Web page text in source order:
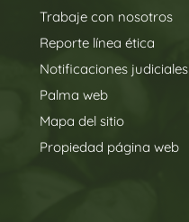
Trabaje con nosotros
Reporte línea ética
Notificaciones judiciales
Palma web
Mapa del sitio
Propiedad página web